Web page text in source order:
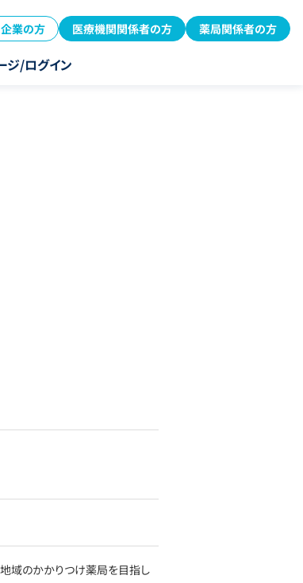
企業の方 医療機関関係者の方 薬局関係者の方
ジ/ログイン
域のかかりつけ薬局を目指し